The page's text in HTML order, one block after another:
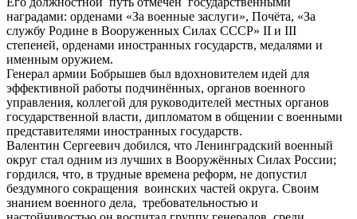
наградами: орденами «За военные заслуги», Почёта, «За
службу Родине в Вооруженных Силах СССР» II и III
степеней, орденами иностранных государств, медалями и
именным оружием.
Генерал армии Бобрышев был вдохновителем идей для
эффективной работы подчинённых, органов военного
управления, коллегой для руководителей местных органов
государственной власти, дипломатом в общении с военными
представителями иностранных государств.
Валентин Сергеевич добился, что Ленинградский военный
округ стал одним из лучших в Вооружённых Силах России;
гордился, что, в трудные времена реформ, не допустил
бездумного сокращения воинских частей округа. Своим
знанием военного дела, требовательностью и